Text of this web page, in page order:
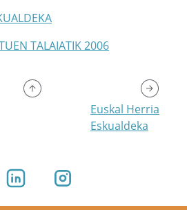
TALAIATIK 2006
Euskal Herria
Eskualdeka